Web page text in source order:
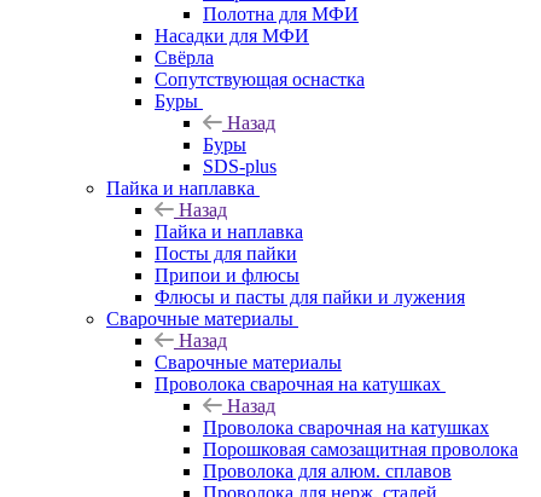
Полотна для МФИ
Насадки для МФИ
Свёрла
Сопутствующая оснастка
Буры
Назад
Буры
SDS-plus
Пайка и наплавка
Назад
Пайка и наплавка
Посты для пайки
Припои и флюсы
Флюсы и пасты для пайки и лужения
Сварочные материалы
Назад
Сварочные материалы
Проволока сварочная на катушках
Назад
Проволока сварочная на катушках
Порошковая самозащитная проволока
Проволока для алюм. сплавов
Проволока для нерж. сталей